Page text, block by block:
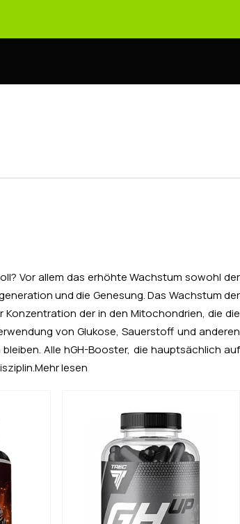
Vor allem das erhöhte Wachstum sowohl der
und die Genesung. Das Wachstum der
Konzentration der in den Mitochondrien, die die
von Glukose, Sauerstoff und anderen
Alle hGH-Booster, die hauptsächlich auf
Mehr lesen